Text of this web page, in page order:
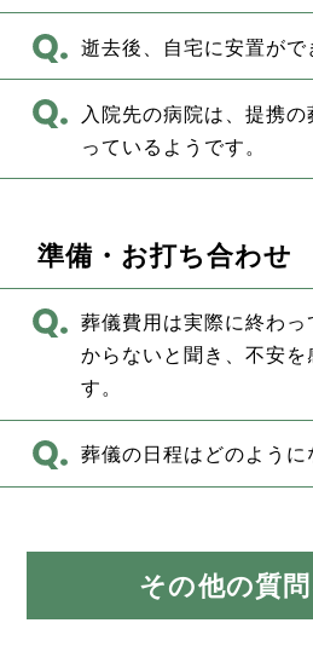
逝去後、自宅に安置がで
入院先の病院は、提携の
っているようです。
準備・お打ち合わせ
葬儀費用は実際に終わ
からないと聞き、不安を
す。
葬儀の日程はどのように
その他の質